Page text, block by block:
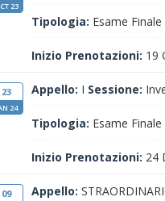
23
Tipologia: Esame Finale
Inizio Prenotazioni: 19
23
24
Appello: I Sessione:
Tipologia: Esame Finale
Inizio Prenotazioni: 24
09 Appello: